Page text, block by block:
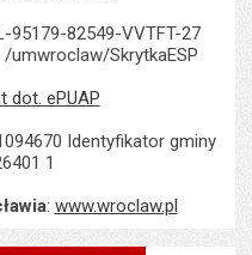
95179-82549-VVTFT-27
/umwroclaw/SkrytkaESP
dot. ePUAP
Identyfikator gminy
1
: www.wroclaw.pl